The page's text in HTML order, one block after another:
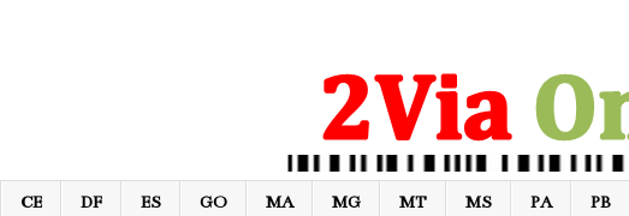
CE DF ES GO MA MG MT MS PA PB